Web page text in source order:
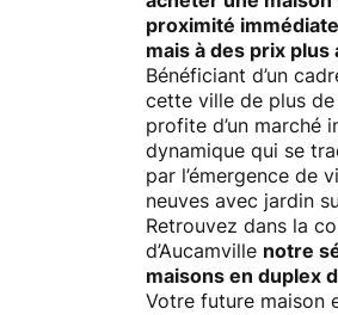
proximité
mais à des prix plus
Bénéficiant d’un
cette ville de plus
profite d’un marché
dynamique qui se
par l’émergence de
neuves avec jardin
Retrouvez dans la
d’Aucamville notre
maisons en duplex
Votre future maison